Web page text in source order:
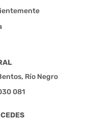
Río Negro
081